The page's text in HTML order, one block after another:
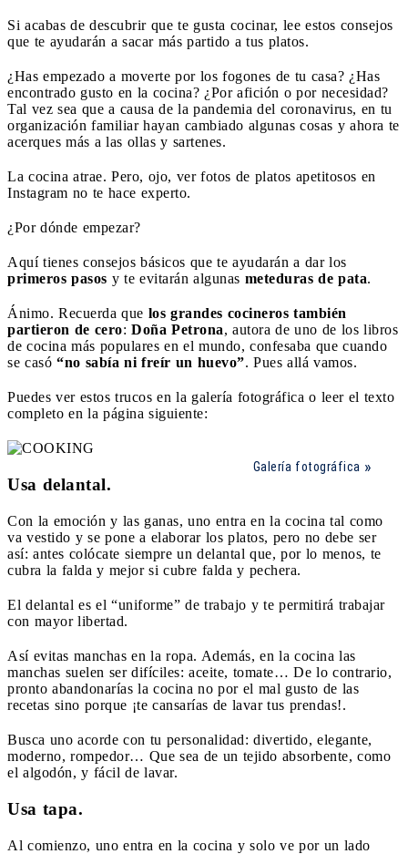
Si acabas de descubrir que te gusta cocinar, lee estos consejos
que te ayudarán a sacar más partido a tus platos.
¿Has empezado a moverte por los fogones de tu casa? ¿Has
encontrado gusto en la cocina? ¿Por afición o por necesidad?
Tal vez sea que a causa de la pandemia del coronavirus, en tu
organización familiar hayan cambiado algunas cosas y ahora te
acerques más a las ollas y sartenes.
La cocina atrae. Pero, ojo, ver fotos de platos apetitosos en
Instagram no te hace experto.
¿Por dónde empezar?
Aquí tienes consejos básicos que te ayudarán a dar los
primeros pasos y te evitarán algunas meteduras de pata.
Ánimo. Recuerda que los grandes cocineros también
partieron de cero: Doña Petrona, autora de uno de los libros
de cocina más populares en el mundo, confesaba que cuando
se casó “no sabía ni freír un huevo”. Pues allá vamos.
Puedes ver estos trucos en la galería fotográfica o leer el texto
completo en la página siguiente:
Galería fotográfica
Usa delantal.
Con la emoción y las ganas, uno entra en la cocina tal como
va vestido y se pone a elaborar los platos, pero no debe ser
así: antes colócate siempre un delantal que, por lo menos, te
cubra la falda y mejor si cubre falda y pechera.
El delantal es el “uniforme” de trabajo y te permitirá trabajar
con mayor libertad.
Así evitas manchas en la ropa. Además, en la cocina las
manchas suelen ser difíciles: aceite, tomate… De lo contrario,
pronto abandonarías la cocina no por el mal gusto de las
recetas sino porque ¡te cansarías de lavar tus prendas!.
Busca uno acorde con tu personalidad: divertido, elegante,
moderno, rompedor… Que sea de un tejido absorbente, como
el algodón, y fácil de lavar.
Usa tapa.
Al comienzo, uno entra en la cocina y solo ve por un lado